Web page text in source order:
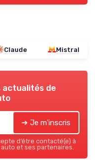
Claude Mistral
actualités de
➔ Je m'inscris
d’être contacté(e) à
et ses partenaires.